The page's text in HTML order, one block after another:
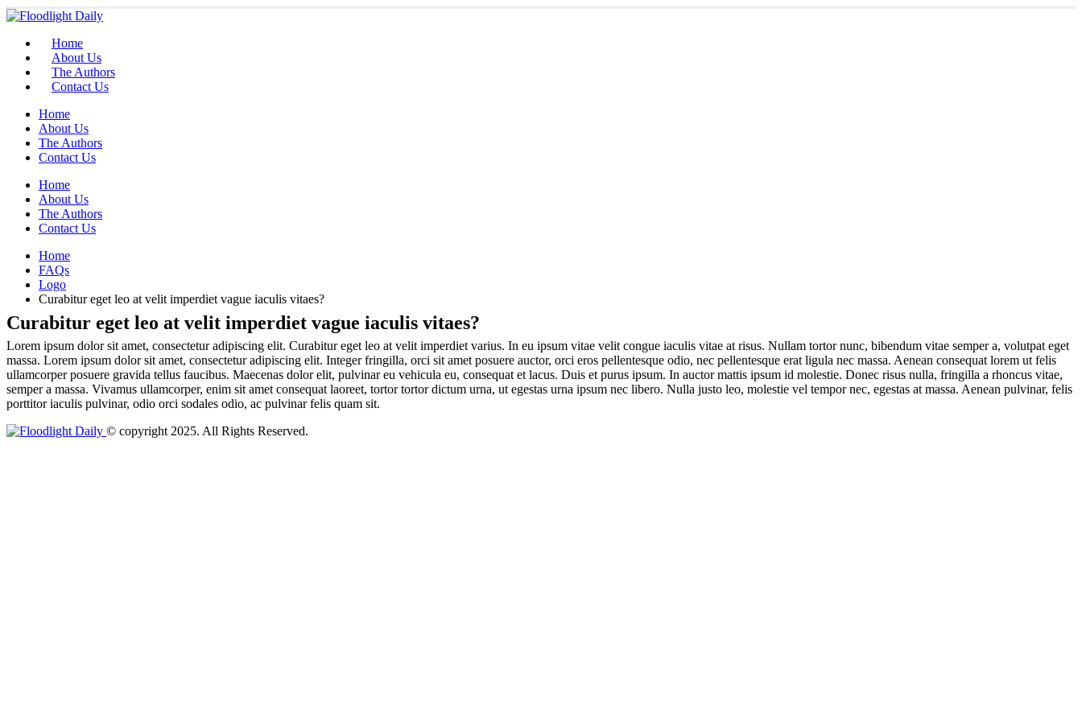
Home
About Us
The Authors
Contact Us
Home
About Us
The Authors
Contact Us
Home
About Us
The Authors
Contact Us
Home
FAQs
Logo
Curabitur eget leo at velit imperdiet vague iaculis vitaes?
Curabitur eget leo at velit imperdiet vague iaculis vitaes?
Lorem ipsum dolor sit amet, consectetur adipiscing elit. Curabitur eget leo at velit imperdiet varius. In eu ipsum vitae velit congue iaculis vitae at risus. Nullam tortor nunc, bibendum vitae semper a, volutpat eget
massa. Lorem ipsum dolor sit amet, consectetur adipiscing elit. Integer fringilla, orci sit amet posuere auctor, orci eros pellentesque odio, nec pellentesque erat ligula nec massa. Aenean consequat lorem ut felis
ullamcorper posuere gravida tellus faucibus. Maecenas dolor elit, pulvinar eu vehicula eu, consequat et lacus. Duis et purus ipsum. In auctor mattis ipsum id molestie. Donec risus nulla, fringilla a rhoncus vitae,
semper a massa. Vivamus ullamcorper, enim sit amet consequat laoreet, tortor tortor dictum urna, ut egestas urna ipsum nec libero. Nulla justo leo, molestie vel tempor nec, egestas at massa. Aenean pulvinar, felis
porttitor iaculis pulvinar, odio orci sodales odio, ac pulvinar felis quam sit.
© copyright 2025. All Rights Reserved.